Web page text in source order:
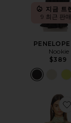
지금 트
9 최근 판
PENELOPE
Nookie
$389